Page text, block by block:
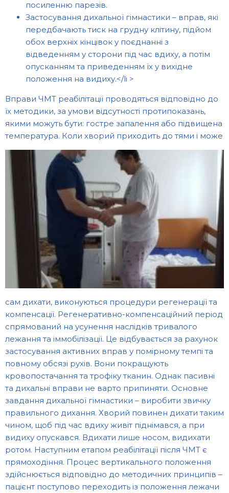
посиленню парезів.
Застосування дихальної гімнастики – вправ, які
передбачають тиск на грудну клітину, підйом
обох верхніх кінцівок у поєднанні з
відведенням у сторони під час вдиху, а потім
опусканням та приведенням їх у вихідне
положення на видиху.</li >
Вправи ЧМТ реабілітації проводяться відповідно до
їх методики, за умови відсутності протипоказань,
якими можуть бути: гостре запалення або підвищена
температура. Коли хворий приходить до тями і може
сам дихати, виконуються процедури регенерації та
компенсації. Регенеративно-компенсаційний період
спрямований на усунення наслідків тривалого
лежання та іммобілізації. Це відбувається за рахунок
застосування активних вправ у помірному темпі та
повному обсязі рухів. Вони покращують
кровопостачання та трофіку тканин. Однак пасивні
та дихальні вправи не варто припиняти. Основне
завдання дихальної гімнастики – виробити звичку
правильного дихання. Хворий повинен дихати таким
чином, щоб під час вдиху живіт піднімався, а при
видиху опускався. Вдихати лише носом, видихати
ротом. Наступним етапом реабілітації після ЧМТ є
прямоходіння. Процес вертикального положення
здійснюється відповідно до методичних принципів –
пацієнт поступово переходить із положення лежачи